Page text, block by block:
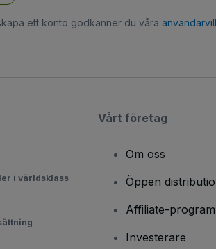
ett konto godkänner du våra
i världsklass
Vårt företag
Om oss
Öppen
Affiliate-program
Investerare